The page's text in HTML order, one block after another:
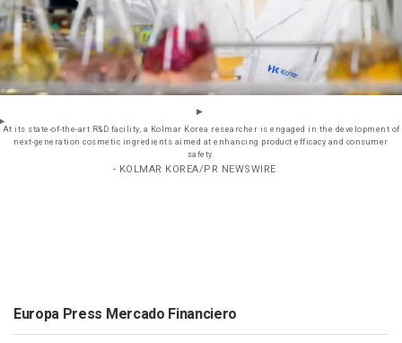
At its state-of-the-art R&D facility, a Kolmar Korea researcher is engaged in the development of
next-generation cosmetic ingredients aimed at enhancing product efficacy and consumer
safety.
- KOLMAR KOREA/PR NEWSWIRE
Europa Press Mercado Financiero